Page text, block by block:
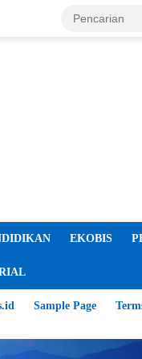
EKOBIS
Sample Page